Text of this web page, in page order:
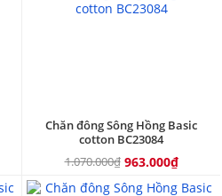
Chăn đông Sông Hồng Basic
cotton BC23084
1.070.000₫ 963.000₫